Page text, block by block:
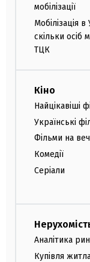
мобілізації
Мобілізація в
скільки осіб
ТЦК
Кіно
Найцікавіші
Українські
Фільми на
Комедії
Серіали
Аналітика
Купівля